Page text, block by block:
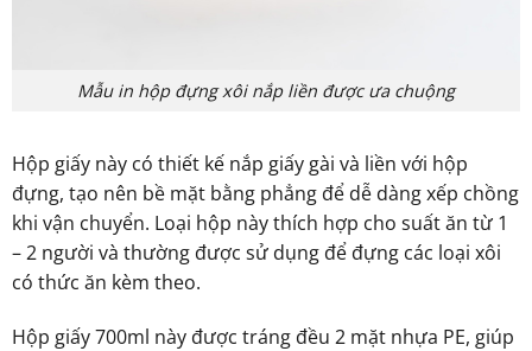
Mẫu in hộp đựng xôi nắp liền được ưa chuộng
Hộp giấy này có thiết kế nắp giấy gài và liền với hộp
đựng, tạo nên bề mặt bằng phẳng để dễ dàng xếp chồng
khi vận chuyển. Loại hộp này thích hợp cho suất ăn từ 1
– 2 người và thường được sử dụng để đựng các loại xôi
có thức ăn kèm theo.
Hộp giấy 700ml này được tráng đều 2 mặt nhựa PE, giúp